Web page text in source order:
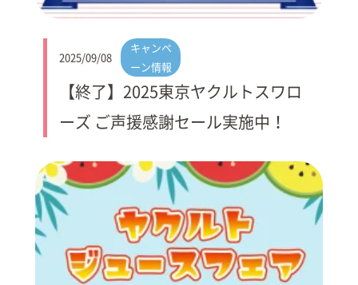
2025/09/08
キャンペ
ーン情報
【終了】2025東京ヤクルトスワロ
ーズ ご声援感謝セール実施中！